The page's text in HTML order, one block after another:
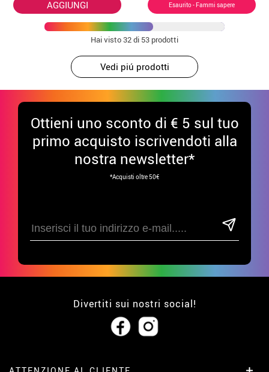
AGGIUNGI Esaurito - Fammi sapere
Hai visto32di 53 prodotti
Vedi piú prodotti
Ottieni uno sconto di € 5 sul tuo
primo acquisto iscrivendoti alla
nostra newsletter*
*Acquisti oltre 50€
Divertiti sui nostri social!